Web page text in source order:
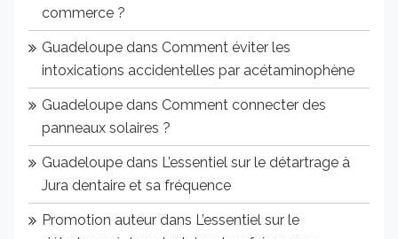
commerce ?
Guadeloupe dans Comment éviter les
intoxications accidentelles par acétaminophène
Guadeloupe dans Comment connecter des
panneaux solaires ?
Guadeloupe dans L’essentiel sur le détartrage à
Jura dentaire et sa fréquence
Promotion auteur dans L’essentiel sur le